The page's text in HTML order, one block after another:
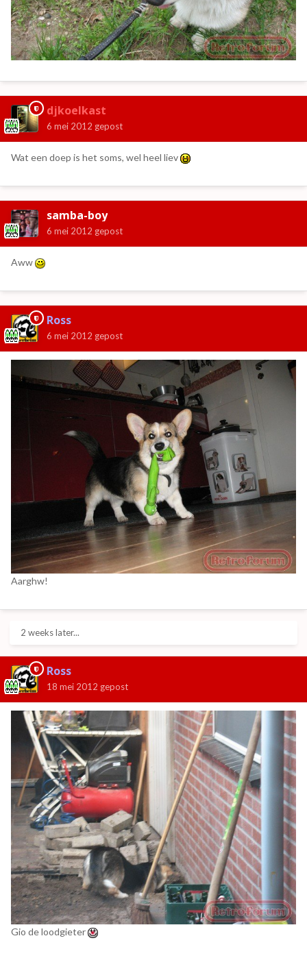
djkoelkast
6 mei 2012 gepost
Wat een doep is het soms, wel heel liev
samba-boy
6 mei 2012 gepost
Aww
Ross
6 mei 2012 gepost
Aarghw!
2 weeks later...
Ross
18 mei 2012 gepost
Gio de loodgieter